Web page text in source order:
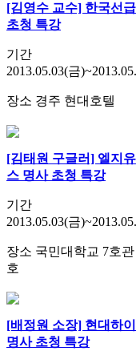
[김영수 교수] 한국선
초청 특강
기간
2013.05.03(금
장소 경주 현대호텔
[김태원 구글러] 엘지
스 명사 초청 특강
기간
2013.05.03(금
장소 국민대학교 7호관
호
[배정원 소장] 현대하
명사 초청 특강